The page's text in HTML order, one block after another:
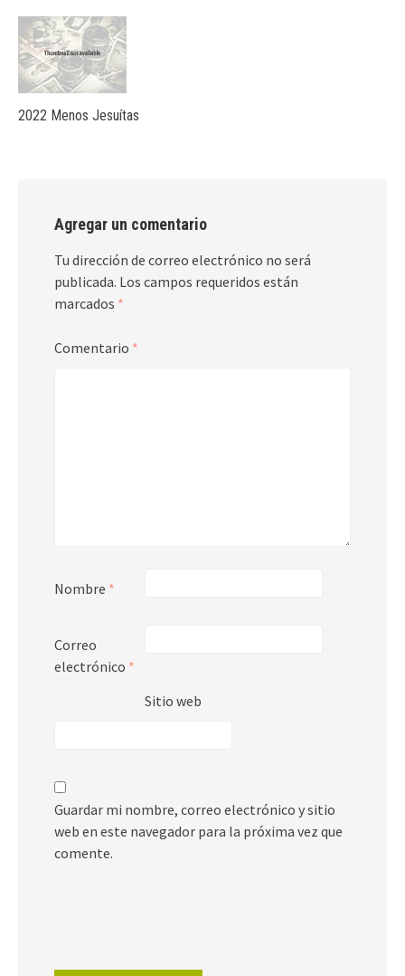
2022 Menos Jesuítas
Agregar un comentario
Tu dirección de correo electrónico no será
publicada. Los campos requeridos están
marcados *
Comentario *
Nombre *
Correo
electrónico *
Sitio web
Guardar mi nombre, correo electrónico y sitio
web en este navegador para la próxima vez que
comente.